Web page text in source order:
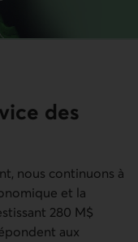
des
nous continuons à
et la
280 M$
aux